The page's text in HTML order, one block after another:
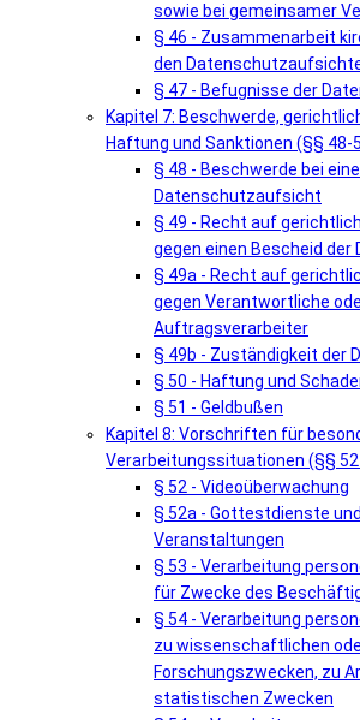
sowie bei gemeinsamer
§ 46 - Zusammenarbeit
den
§ 47 - Befugnisse der
Kapitel 7: Beschwerde,
Haftung und Sanktionen (§§ 48-
§ 48 - Beschwerde bei
Datenschutzaufsicht
§ 49 - Recht auf
gegen einen Bescheid
§ 49a - Recht auf
gegen Verantwortliche
Auftragsverarbeiter
§ 49b - Zuständigkeit der
§ 50 - Haftung und
§ 51 - Geldbußen
Kapitel 8: Vorschriften für
Verarbeitungssituationen (§§
§ 52 - Videoüberwachung
§ 52a - Gottestdienste
Veranstaltungen
§ 53 - Verarbeitung
für Zwecke des
§ 54 - Verarbeitung
zu wissenschaftlichen
Forschungszwecken, zu
statistischen Zwecken